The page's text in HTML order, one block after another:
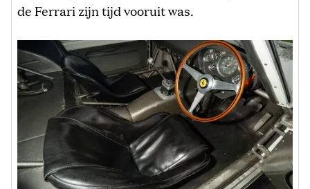
de Ferrari zijn tijd vooruit was.